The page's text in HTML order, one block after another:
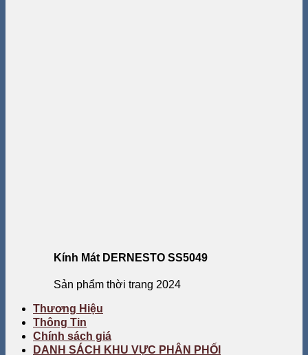
Kính Mát DERNESTO SS5049
Sản phẩm thời trang 2024
Thương Hiệu
Thông Tin
Chính sách giá
DANH SÁCH KHU VỰC PHÂN PHỐI